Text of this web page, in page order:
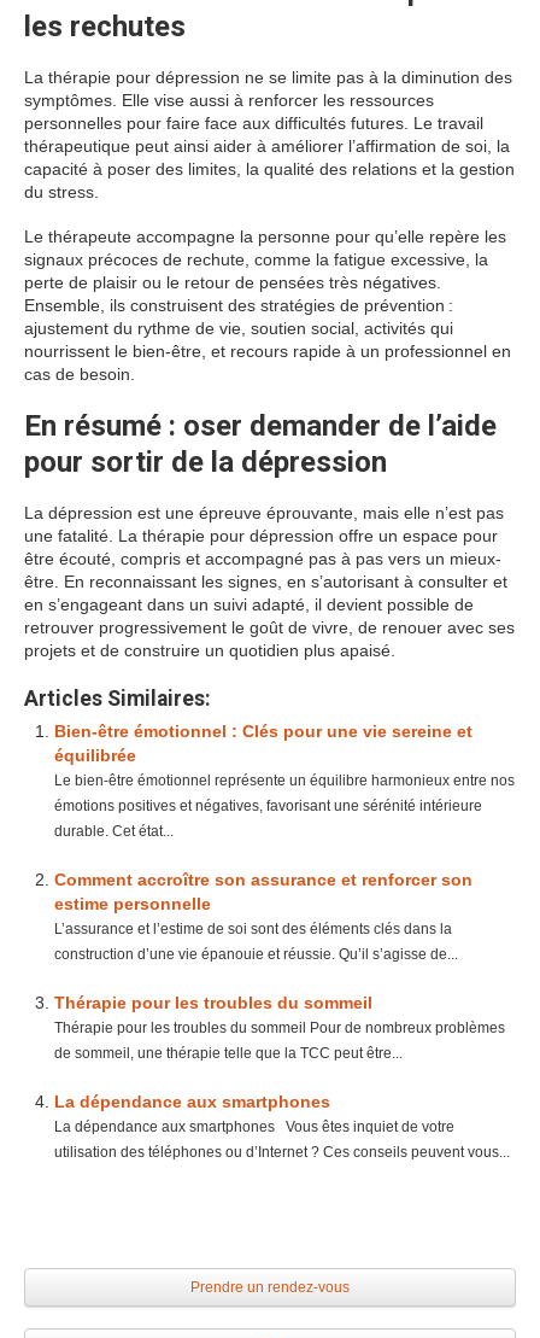
les rechutes
La thérapie pour dépression ne se limite pas à la diminution des
symptômes. Elle vise aussi à renforcer les ressources
personnelles pour faire face aux difficultés futures. Le travail
thérapeutique peut ainsi aider à améliorer l’affirmation de soi, la
capacité à poser des limites, la qualité des relations et la gestion
du stress.
Le thérapeute accompagne la personne pour qu’elle repère les
signaux précoces de rechute, comme la fatigue excessive, la
perte de plaisir ou le retour de pensées très négatives.
Ensemble, ils construisent des stratégies de prévention :
ajustement du rythme de vie, soutien social, activités qui
nourrissent le bien-être, et recours rapide à un professionnel en
cas de besoin.
En résumé : oser demander de l’aide
pour sortir de la dépression
La dépression est une épreuve éprouvante, mais elle n’est pas
une fatalité. La thérapie pour dépression offre un espace pour
être écouté, compris et accompagné pas à pas vers un mieux-
être. En reconnaissant les signes, en s’autorisant à consulter et
en s’engageant dans un suivi adapté, il devient possible de
retrouver progressivement le goût de vivre, de renouer avec ses
projets et de construire un quotidien plus apaisé.
Articles Similaires:
Bien-être émotionnel : Clés pour une vie sereine et
équilibrée
Le bien-être émotionnel représente un équilibre harmonieux entre nos
émotions positives et négatives, favorisant une sérénité intérieure
durable. Cet état...
Comment accroître son assurance et renforcer son
estime personnelle
L’assurance et l’estime de soi sont des éléments clés dans la
construction d’une vie épanouie et réussie. Qu’il s’agisse de...
Thérapie pour les troubles du sommeil
Thérapie pour les troubles du sommeil Pour de nombreux problèmes
de sommeil, une thérapie telle que la TCC peut être...
La dépendance aux smartphones
La dépendance aux smartphones Vous êtes inquiet de votre
utilisation des téléphones ou d’Internet ? Ces conseils peuvent vous...
Prendre un rendez-vous